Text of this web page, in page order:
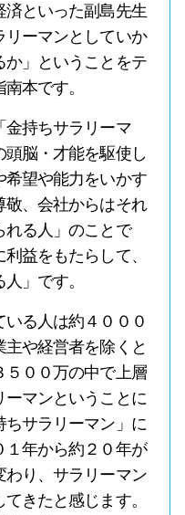
といった副島先生
リーマンとしていか
か」ということをテ
本です。
持ちサラリーマ
頭脳・才能を駆使し
希望や能力をいかす
敬、会社からはそれ
れる人」のことで
益をもたらして、
」です。
る人は約４０００
や経営者を除くと
５００万の中で上層
マンということに
ちサラリーマン」に
１年から約２０年が
わり、サラリーマン
きたと感じます。